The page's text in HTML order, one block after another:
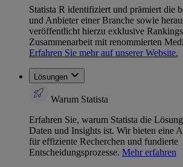
Statista R identifiziert und prämiert die
und Anbieter einer Branche sowie
veröffentlicht hierzu exklusive
Zusammenarbeit mit renommierten
Erfahren Sie mehr auf unserer Website.
Lösungen
Warum Statista
Erfahren Sie, warum Statista die
Daten und Insights ist. Wir bieten eine
für effiziente Recherchen und fundierte
Entscheidungsprozesse. Mehr erfahren